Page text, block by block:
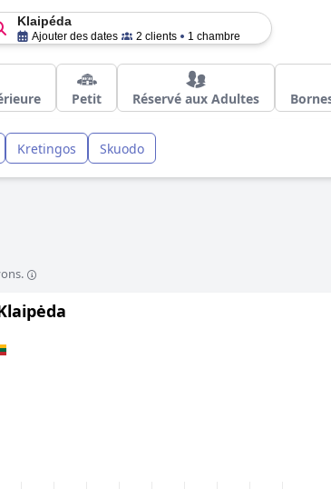
Klaipéda
Ajouter des dates 2 clients 1 chambre
Petit Réservé aux Adultes
Kretingos Skuodo